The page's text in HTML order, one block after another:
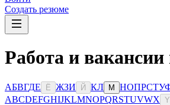
Создать резюме
Работа и
АБВГДЕ Ё ЖЗИ Й КЛ М НОПРСТУ
ABCDEFGHIJKLMNOPQRSTUVWX Y